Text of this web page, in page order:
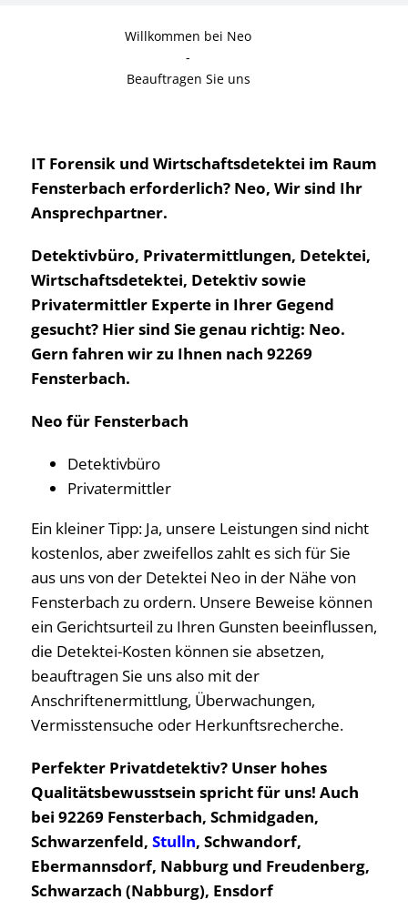
Willkommen bei Neo
-
Beauftragen Sie uns
IT Forensik und Wirtschaftsdetektei im Raum
Fensterbach erforderlich? Neo, Wir sind Ihr
Ansprechpartner.
Detektivbüro, Privatermittlungen, Detektei,
Wirtschaftsdetektei, Detektiv sowie
Privatermittler Experte in Ihrer Gegend
gesucht? Hier sind Sie genau richtig: Neo.
Gern fahren wir zu Ihnen nach 92269
Fensterbach.
Neo für Fensterbach
Detektivbüro
Privatermittler
Ein kleiner Tipp: Ja, unsere Leistungen sind nicht
kostenlos, aber zweifellos zahlt es sich für Sie
aus uns von der Detektei Neo in der Nähe von
Fensterbach zu ordern. Unsere Beweise können
ein Gerichtsurteil zu Ihren Gunsten beeinflussen,
die Detektei-Kosten können sie absetzen,
beauftragen Sie uns also mit der
Anschriftenermittlung, Überwachungen,
Vermisstensuche oder Herkunftsrecherche.
Perfekter Privatdetektiv? Unser hohes
Qualitätsbewusstsein spricht für uns! Auch
bei 92269 Fensterbach, Schmidgaden,
Schwarzenfeld, Stulln, Schwandorf,
Ebermannsdorf, Nabburg und Freudenberg,
Schwarzach (Nabburg), Ensdorf